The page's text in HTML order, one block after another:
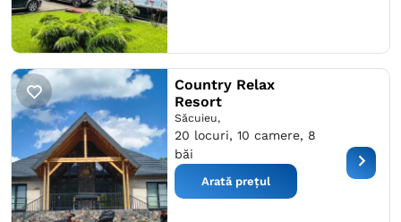
Country Relax
Resort
Săcuieu,
20 locuri, 10 camere, 8
băi
Arată prețul